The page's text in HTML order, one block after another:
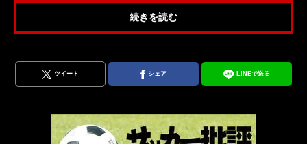
続きを読む
ツイート シェア LINEで送る